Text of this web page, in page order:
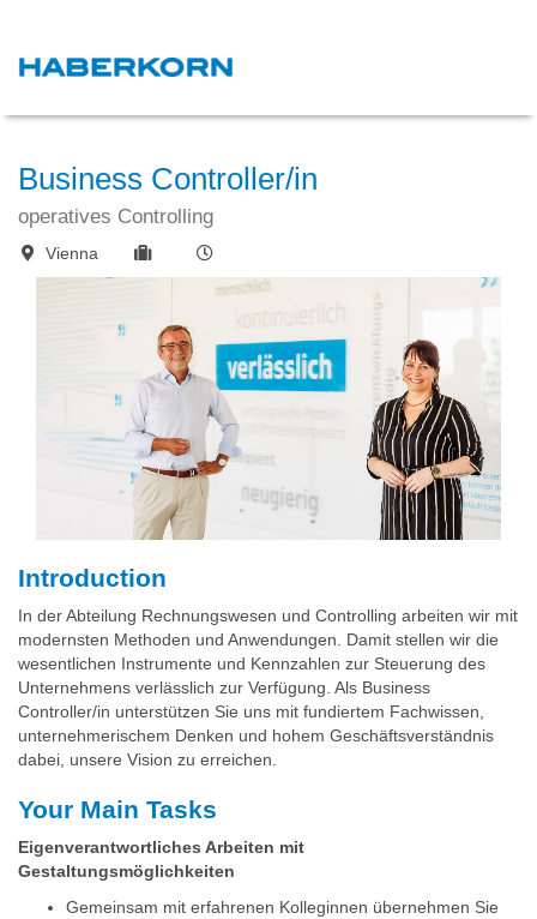
Business Controller/in
operatives Controlling
Vienna
Introduction
In der Abteilung Rechnungswesen und Controlling arbeiten wir mit
modernsten Methoden und Anwendungen. Damit stellen wir die
wesentlichen Instrumente und Kennzahlen zur Steuerung des
Unternehmens verlässlich zur Verfügung. Als Business
Controller/in unterstützen Sie uns mit fundiertem Fachwissen,
unternehmerischem Denken und hohem Geschäftsverständnis
dabei, unsere Vision zu erreichen.
Your Main Tasks
Eigenverantwortliches Arbeiten mit
Gestaltungsmöglichkeiten
Gemeinsam mit erfahrenen Kolleginnen übernehmen Sie